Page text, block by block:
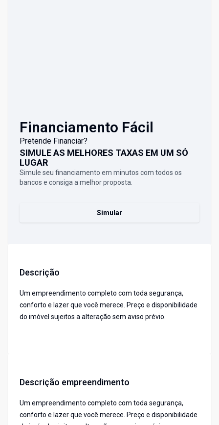
Financiamento Fácil
Pretende Financiar?
SIMULE AS MELHORES TAXAS EM UM SÓ
LUGAR
Simule seu financiamento em minutos com todos os
bancos e consiga a melhor proposta.
Simular
Descrição
Um empreendimento completo com toda segurança,
conforto e lazer que você merece. Preço e disponibilidade
do imóvel sujeitos a alteração sem aviso prévio.
Descrição empreendimento
Um empreendimento completo com toda segurança,
conforto e lazer que você merece. Preço e disponibilidade